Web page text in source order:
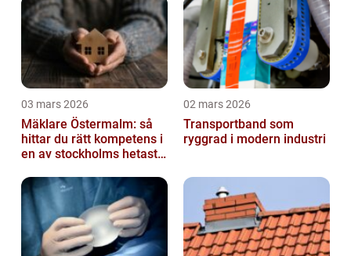
03 mars 2026
Mäklare Östermalm: så
hittar du rätt kompetens i
en av stockholms hetaste
02 mars 2026
Transportband som
ryggrad i modern industri